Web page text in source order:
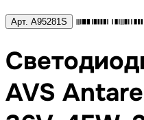
Арт. A95281S
AVS